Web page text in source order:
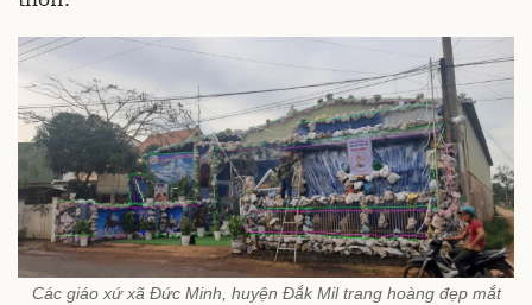
Các giáo xứ xã Đức Minh, huyện Đắk Mil trang hoàng đẹp mắt